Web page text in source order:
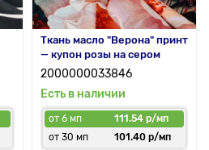
Ткань масло "Верона" принт
— купон розы на сером
2000000033846
Есть в наличии
от 6 мп
111.54 р/мп
от 30 мп
101.40 р/мп